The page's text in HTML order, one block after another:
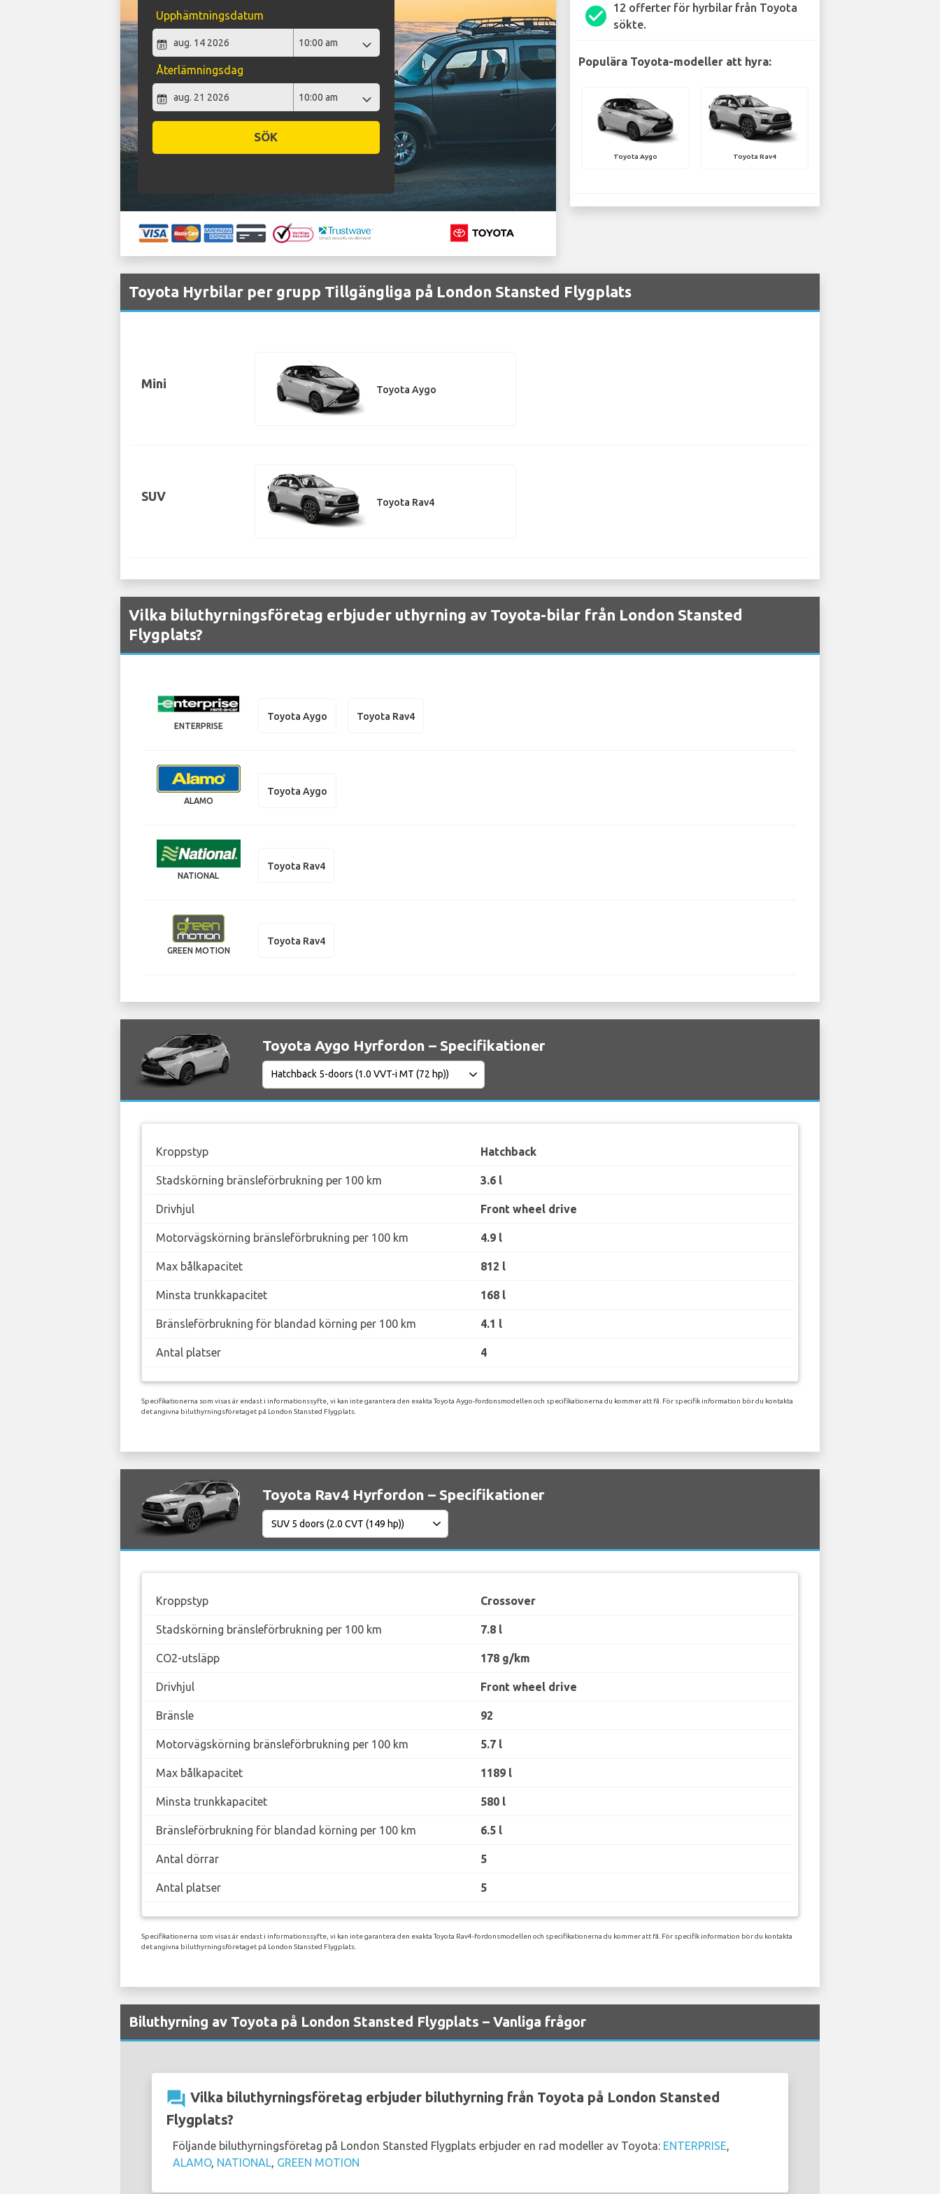
Upphämtningsdatum
Återlämningsdag
SÖK
check_circle
12 offerter för hyrbilar från Toyota
sökte.
Populära Toyota-modeller att hyra:
Toyota Aygo Toyota Rav4
Toyota Hyrbilar per grupp Tillgängliga på London Stansted Flygplats
Mini Toyota Aygo
SUV Toyota Rav4
Vilka biluthyrningsföretag erbjuder uthyrning av Toyota-bilar från London Stansted
Flygplats?
ENTERPRISE
Toyota Aygo Toyota Rav4
ALAMO
Toyota Aygo
NATIONAL
Toyota Rav4
GREEN MOTION
Toyota Rav4
Toyota Aygo Hyrfordon – Specifikationer
Kroppstyp Hatchback
Stadskörning bränsleförbrukning per 100 km 3.6 l
Drivhjul Front wheel drive
Motorvägskörning bränsleförbrukning per 100 km 4.9 l
Max bålkapacitet 812 l
Minsta trunkkapacitet 168 l
Bränsleförbrukning för blandad körning per 100 km 4.1 l
Antal platser 4
Specifikationerna som visas är endast i informationssyfte, vi kan inte garantera den exakta Toyota Aygo-fordonsmodellen och specifikationerna du kommer att få. För specifik information bör du kontakta
det angivna biluthyrningsföretaget på London Stansted Flygplats.
Toyota Rav4 Hyrfordon – Specifikationer
Kroppstyp Crossover
Stadskörning bränsleförbrukning per 100 km 7.8 l
CO2-utsläpp 178 g/km
Drivhjul Front wheel drive
Bränsle 92
Motorvägskörning bränsleförbrukning per 100 km 5.7 l
Max bålkapacitet 1189 l
Minsta trunkkapacitet 580 l
Bränsleförbrukning för blandad körning per 100 km 6.5 l
Antal dörrar 5
Antal platser 5
Specifikationerna som visas är endast i informationssyfte, vi kan inte garantera den exakta Toyota Rav4-fordonsmodellen och specifikationerna du kommer att få. För specifik information bör du kontakta
det angivna biluthyrningsföretaget på London Stansted Flygplats.
Biluthyrning av Toyota på London Stansted Flygplats – Vanliga frågor
question_answer Vilka biluthyrningsföretag erbjuder biluthyrning från Toyota på London Stansted
Flygplats?
Följande biluthyrningsföretag på London Stansted Flygplats erbjuder en rad modeller av Toyota: ENTERPRISE,
ALAMO, NATIONAL, GREEN MOTION